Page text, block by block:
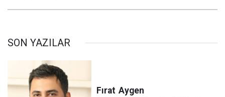
SON YAZILAR
Fırat Aygen